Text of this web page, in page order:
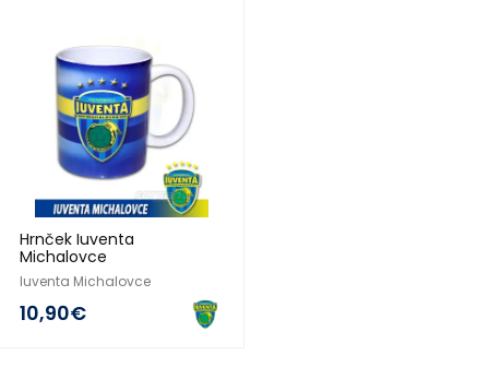
Hrnček Iuventa
Michalovce
Iuventa Michalovce
10,90€